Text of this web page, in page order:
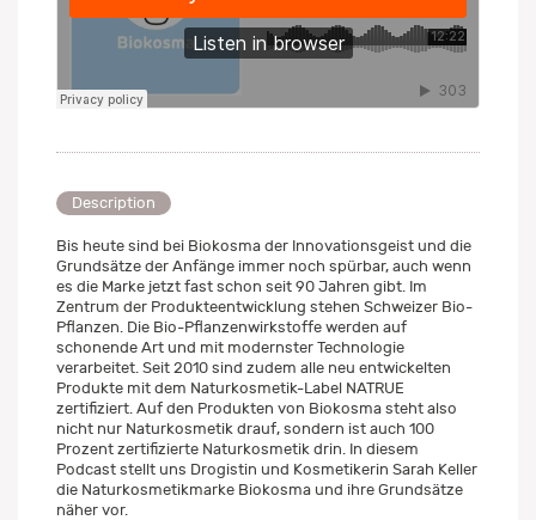
Description
Bis heute sind bei Biokosma der Innovationsgeist und die
Grundsätze der Anfänge immer noch spürbar, auch wenn
es die Marke jetzt fast schon seit 90 Jahren gibt. Im
Zentrum der Produkteentwicklung stehen Schweizer Bio-
Pflanzen. Die Bio-Pflanzenwirkstoffe werden auf
schonende Art und mit modernster Technologie
verarbeitet. Seit 2010 sind zudem alle neu entwickelten
Produkte mit dem Naturkosmetik-Label NATRUE
zertifiziert. Auf den Produkten von Biokosma steht also
nicht nur Naturkosmetik drauf, sondern ist auch 100
Prozent zertifizierte Naturkosmetik drin. In diesem
Podcast stellt uns Drogistin und Kosmetikerin Sarah Keller
die Naturkosmetikmarke Biokosma und ihre Grundsätze
näher vor.